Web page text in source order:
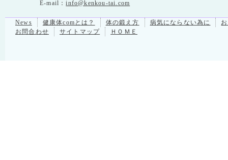
E-mail：info@kenkou-tai.com
News 健康体comとは？ 体の鍛え方 病気にならない為に
お問合わせ
サイトマップ ＨＯＭＥ